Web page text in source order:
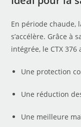
En période chaude,
s’accélère. Grâce à
intégrée, le CTX 376
Une protection
Une réduction
Une meilleure